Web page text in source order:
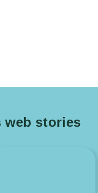
web stories